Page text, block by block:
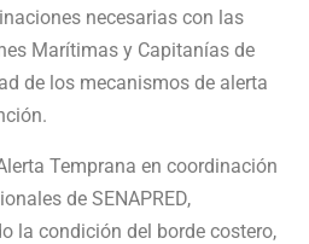
necesarias con las
Marítimas y Capitanías de
de los mecanismos de alerta
Temprana en coordinación
de SENAPRED,
la condición del borde costero,